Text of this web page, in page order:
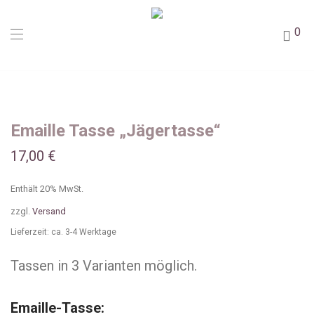
0
Emaille Tasse „Jägertasse“
17,00 €
Enthält 20% MwSt.
zzgl. Versand
Lieferzeit: ca. 3-4 Werktage
Tassen in 3 Varianten möglich.
Emaille-Tasse: